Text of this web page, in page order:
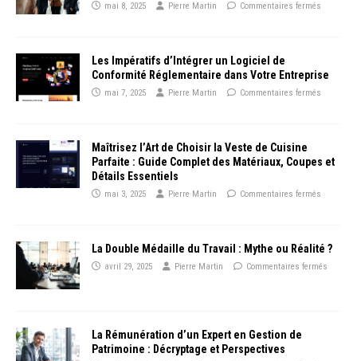
mai 8, 2025 Pierre Martin Commentaires fermés
Les Impératifs d’Intégrer un Logiciel de
Conformité Réglementaire dans Votre Entreprise
mai 7, 2025 Pierre Martin Commentaires fermés
Maîtrisez l’Art de Choisir la Veste de Cuisine
Parfaite : Guide Complet des Matériaux, Coupes et
Détails Essentiels
mai 3, 2025 Pierre Martin Commentaires fermés
La Double Médaille du Travail : Mythe ou Réalité ?
avril 29, 2025 Pierre Martin Commentaires fermés
La Rémunération d’un Expert en Gestion de
Patrimoine : Décryptage et Perspectives